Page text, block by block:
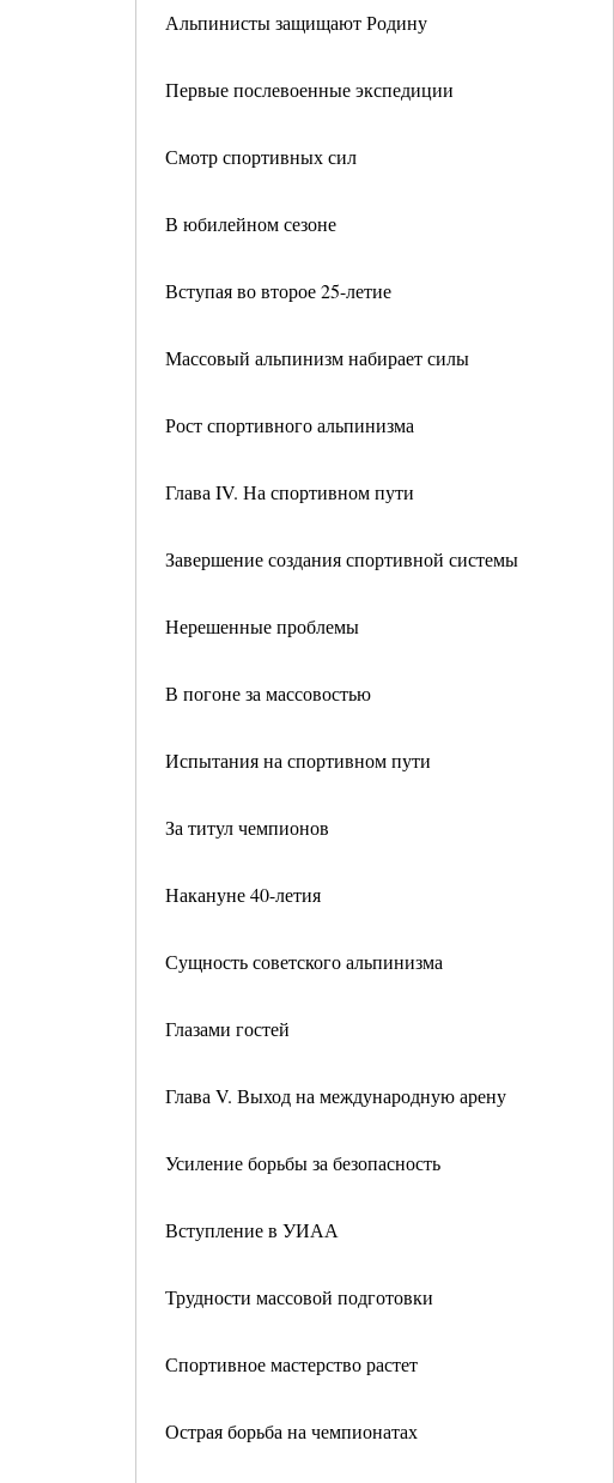
Альпинисты защищают Родину
Первые послевоенные экспедиции
Смотр спортивных сил
В юбилейном сезоне
Вступая во второе 25-летие
Массовый альпинизм набирает силы
Рост спортивного альпинизма
Глава IV. На спортивном пути
Завершение создания спортивной системы
Нерешенные проблемы
В погоне за массовостью
Испытания на спортивном пути
За титул чемпионов
Накануне 40-летия
Сущность советского альпинизма
Глазами гостей
Глава V. Выход на международную арену
Усиление борьбы за безопасность
Вступление в УИАА
Трудности массовой подготовки
Спортивное мастерство растет
Острая борьба на чемпионатах